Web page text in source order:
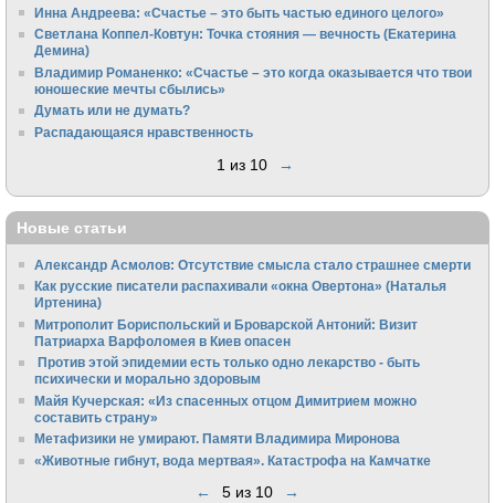
Инна Андреева: «Счастье – это быть частью единого целого»
Светлана Коппел-Ковтун: Точка стояния — вечность (Екатерина
Демина)
Владимир Романенко: «Счастье – это когда оказывается что твои
юношеские мечты сбылись»
Думать или не думать?
Распадающаяся нравственность
1 из 10 →
Новые статьи
Александр Асмолов: Отсутствие смысла стало страшнее смерти
Как русские писатели распахивали «окна Овертона» (Наталья
Иртенина)
Митрополит Бориспольский и Броварской Антоний: Визит
Патриарха Варфоломея в Киев опасен
Против этой эпидемии есть только одно лекарство - быть
психически и морально здоровым
Майя Кучерская: «Из спасенных отцом Димитрием можно
составить страну»
Метафизики не умирают. Памяти Владимира Миронова
«Животные гибнут, вода мертвая». Катастрофа на Камчатке
← 5 из 10 →